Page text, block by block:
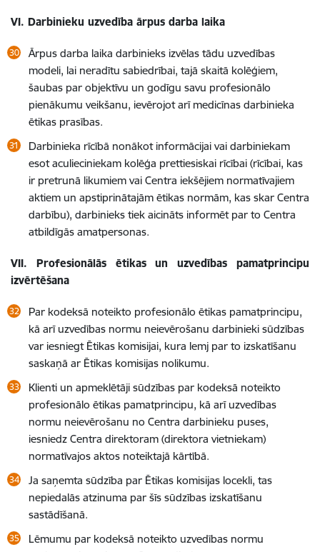
VI. Darbinieku uzvedība ārpus darba laika
Ārpus darba laika darbinieks izvēlas tādu uzvedības
modeli, lai neradītu sabiedrībai, tajā skaitā kolēģiem,
šaubas par objektīvu un godīgu savu profesionālo
pienākumu veikšanu, ievērojot arī medicīnas darbinieka
ētikas prasības.
Darbinieka rīcībā nonākot informācijai vai darbiniekam
esot aculieciniekam kolēģa prettiesiskai rīcībai (rīcībai, kas
ir pretrunā likumiem vai Centra iekšējiem normatīvajiem
aktiem un apstiprinātajām ētikas normām, kas skar Centra
darbību), darbinieks tiek aicināts informēt par to Centra
atbildīgās amatpersonas.
VII. Profesionālās ētikas un uzvedības pamatprincipu
izvērtēšana
Par kodeksā noteikto profesionālo ētikas pamatprincipu,
kā arī uzvedības normu neievērošanu darbinieki sūdzības
var iesniegt Ētikas komisijai, kura lemj par to izskatīšanu
saskaņā ar Ētikas komisijas nolikumu.
Klienti un apmeklētāji sūdzības par kodeksā noteikto
profesionālo ētikas pamatprincipu, kā arī uzvedības
normu neievērošanu no Centra darbinieku puses,
iesniedz Centra direktoram (direktora vietniekam)
normatīvajos aktos noteiktajā kārtībā.
Ja saņemta sūdzība par Ētikas komisijas locekli, tas
nepiedalās atzinuma par šīs sūdzības izskatīšanu
sastādīšanā.
Lēmumu par kodeksā noteikto uzvedības normu